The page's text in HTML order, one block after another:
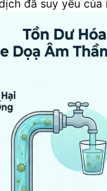
đã suy yếu